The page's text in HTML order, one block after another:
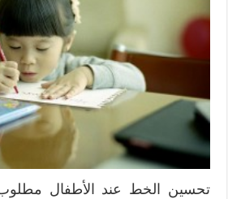
تحسين الخط عند الأطفال